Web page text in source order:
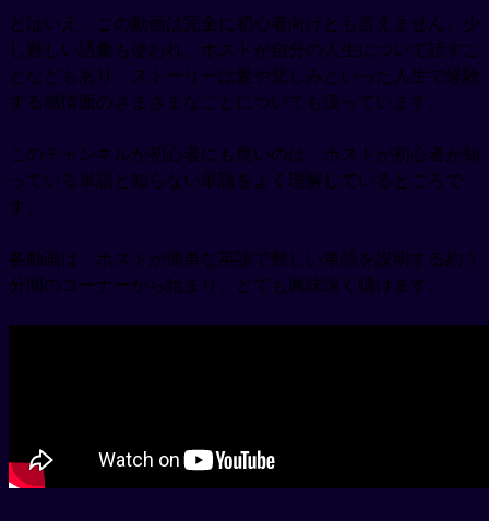
とはいえ、この動画は完全に初心者向けとも言えません。少
し難しい語彙も使われ、ホストが自分の人生について話すこ
となどもあり、ストーリーは愛や悲しみといった人生で経験
する感情面のさまざまなことについても扱っています。
このチャンネルが初心者にも良いのは、ホストが初心者が知
っている単語と知らない単語をよく理解しているところで
す。
各動画は、ホストが簡単な英語で難しい単語を説明する約 5
分間のコーナーから始まり、とても興味深く聴けます。